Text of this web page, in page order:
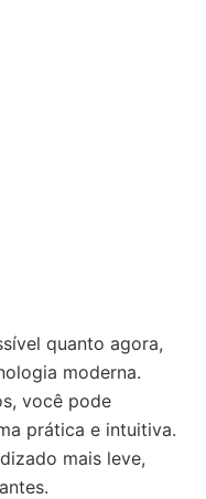
quanto agora,
moderna.
você pode
prática e intuitiva.
mais leve,